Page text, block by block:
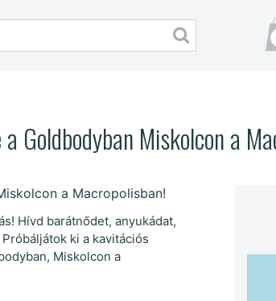
Goldbodyban Miskolcon a
Hívd barátnődet, anyukádat,
ki a kavitációs
Miskolcon a